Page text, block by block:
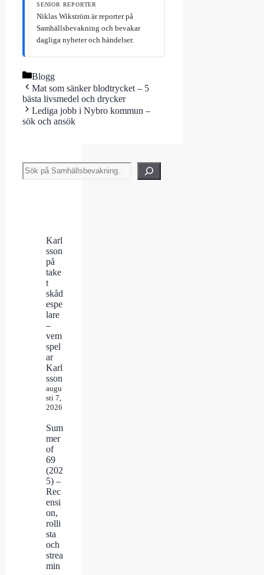
SENIOR REPORTER
Niklas Wikström är reporter på
Samhällsbevakning och bevakar
dagliga nyheter och händelser.
Kategorier
Blogg
Mat som sänker blodtrycket – 5
bästa livsmedel och drycker
Lediga jobb i Nybro kommun –
sök och ansök
Sök
Karl
sson
på
take
t
skåd
espe
lare
–
vem
spel
ar
Karl
sson
augu
sti 7,
2026
Sum
mer
of
69
(202
5) –
Rec
ensi
on,
rolli
sta
och
strea
min